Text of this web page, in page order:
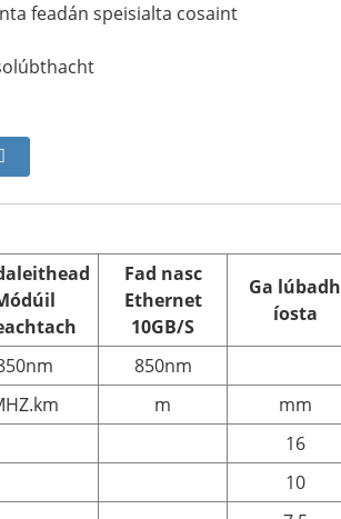
feadán speisialta cosaint
Fad nasc
Ethernet
10GB/S
Ga lúbadh
íosta
850nm
m
mm
16
10